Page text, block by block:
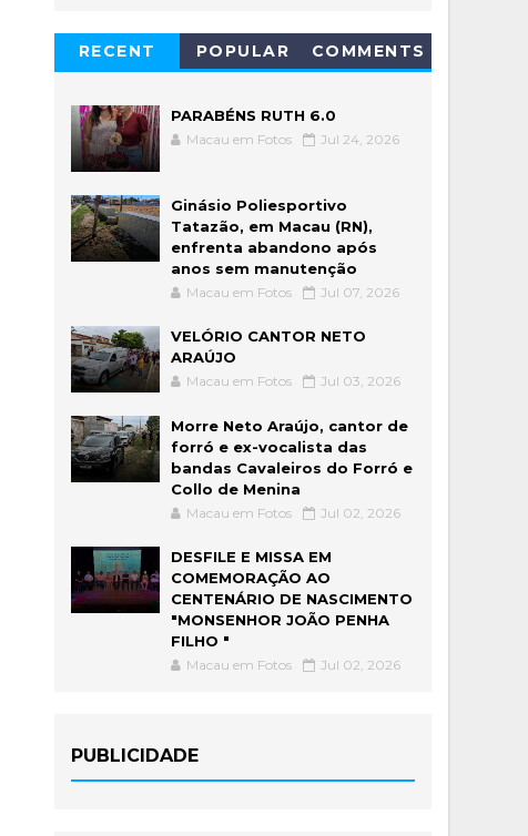
RECENT POPULAR COMMENTS
PARABÉNS RUTH 6.0
Macau em Fotos Jul 24, 2026
Ginásio Poliesportivo
Tatazão, em Macau (RN),
enfrenta abandono após
anos sem manutenção
Macau em Fotos Jul 07, 2026
VELÓRIO CANTOR NETO
ARAÚJO
Macau em Fotos Jul 03, 2026
Morre Neto Araújo, cantor de
forró e ex-vocalista das
bandas Cavaleiros do Forró e
Collo de Menina
Macau em Fotos Jul 02, 2026
DESFILE E MISSA EM
COMEMORAÇÃO AO
CENTENÁRIO DE NASCIMENTO
"MONSENHOR JOÃO PENHA
FILHO "
Macau em Fotos Jul 02, 2026
PUBLICIDADE